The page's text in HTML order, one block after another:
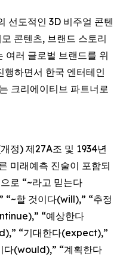
선도적인 3D 비주얼 콘텐
콘텐츠, 브랜드 스토리
러 글로벌 브랜드를 위
하면서 한국 엔터테인
크리에이티브 파트너로
정) 제27A조 및 1934년
미래예측 진술이 포함되
로 “~라고 믿는다
할 것이다(will),” “추정
“예상한다
“기대한다(expect),”
다(would),” “계획한다